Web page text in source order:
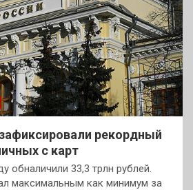
рекордный
с карт
обналичили 33,3 трлн рублей.
максимальным как минимум за